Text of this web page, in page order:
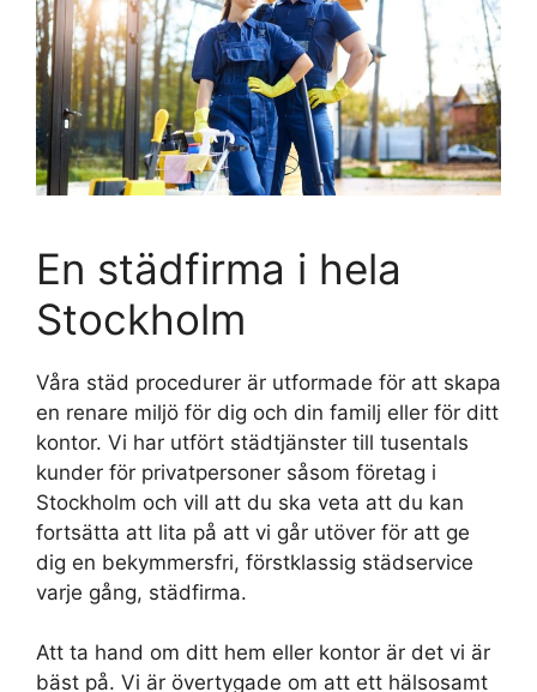
En städfirma i hela
Stockholm
Våra städ procedurer är utformade för att skapa
en renare miljö för dig och din familj eller för ditt
kontor. Vi har utfört städtjänster till tusentals
kunder för privatpersoner såsom företag i
Stockholm och vill att du ska veta att du kan
fortsätta att lita på att vi går utöver för att ge
dig en bekymmersfri, förstklassig städservice
varje gång, städfirma.
Att ta hand om ditt hem eller kontor är det vi är
bäst på. Vi är övertygade om att ett hälsosamt